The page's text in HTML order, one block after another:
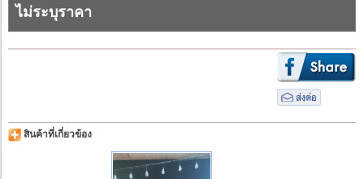
ไม่ระบุราคา
สินค้าที่เกี่ยวข้อง